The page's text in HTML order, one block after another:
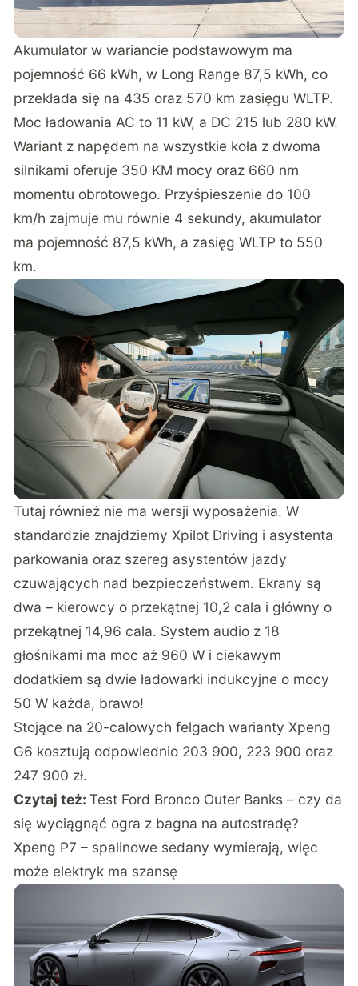
Akumulator w wariancie podstawowym ma
pojemność 66 kWh, w Long Range 87,5 kWh, co
przekłada się na 435 oraz 570 km zasięgu WLTP.
Moc ładowania AC to 11 kW, a DC 215 lub 280 kW.
Wariant z napędem na wszystkie koła z dwoma
silnikami oferuje 350 KM mocy oraz 660 nm
momentu obrotowego. Przyśpieszenie do 100
km/h zajmuje mu równie 4 sekundy, akumulator
ma pojemność 87,5 kWh, a zasięg WLTP to 550
km.
Tutaj również nie ma wersji wyposażenia. W
standardzie znajdziemy Xpilot Driving i asystenta
parkowania oraz szereg asystentów jazdy
czuwających nad bezpieczeństwem. Ekrany są
dwa – kierowcy o przekątnej 10,2 cala i główny o
przekątnej 14,96 cala. System audio z 18
głośnikami ma moc aż 960 W i ciekawym
dodatkiem są dwie ładowarki indukcyjne o mocy
50 W każda, brawo!
Stojące na 20-calowych felgach warianty Xpeng
G6 kosztują odpowiednio 203 900, 223 900 oraz
247 900 zł.
Czytaj też:Test Ford Bronco Outer Banks – czy da
się wyciągnąć ogra z bagna na autostradę?
Xpeng P7 – spalinowe sedany wymierają, więc
może elektryk ma szansę